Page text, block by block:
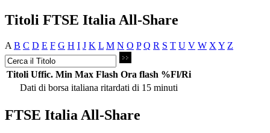
Titoli FTSE Italia All-Share
A B C D E F G H I J K L M N O P Q R S T U V W X Y Z
Titoli Uffic. Min Max Flash Ora flash %Fl/Ri
Dati di borsa italiana ritardati di 15 minuti
FTSE Italia All-Share